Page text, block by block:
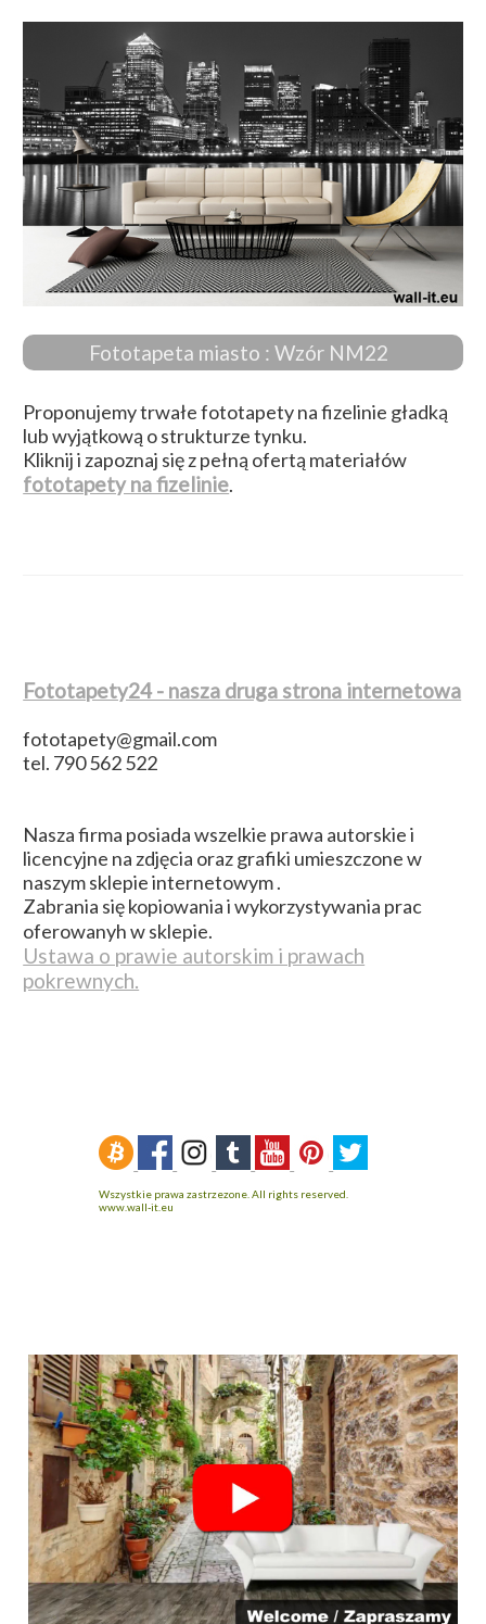
Fototapeta miasto : Wzór NM22
Proponujemy trwałe fototapety na fizelinie gładką
lub wyjątkową o strukturze tynku.
Kliknij i zapoznaj się z pełną ofertą materiałów
fototapety na fizelinie.
Fototapety24 - nasza druga strona internetowa
fototapety@gmail.com
tel. 790 562 522
Nasza firma posiada wszelkie prawa autorskie i
licencyjne na zdjęcia oraz grafiki umieszczone w
naszym sklepie internetowym .
Zabrania się kopiowania i wykorzystywania prac
oferowanyh w sklepie.
Ustawa o prawie autorskim i prawach
pokrewnych.
Wszystkie prawa zastrzezone. All rights reserved.
www.wall-it.eu